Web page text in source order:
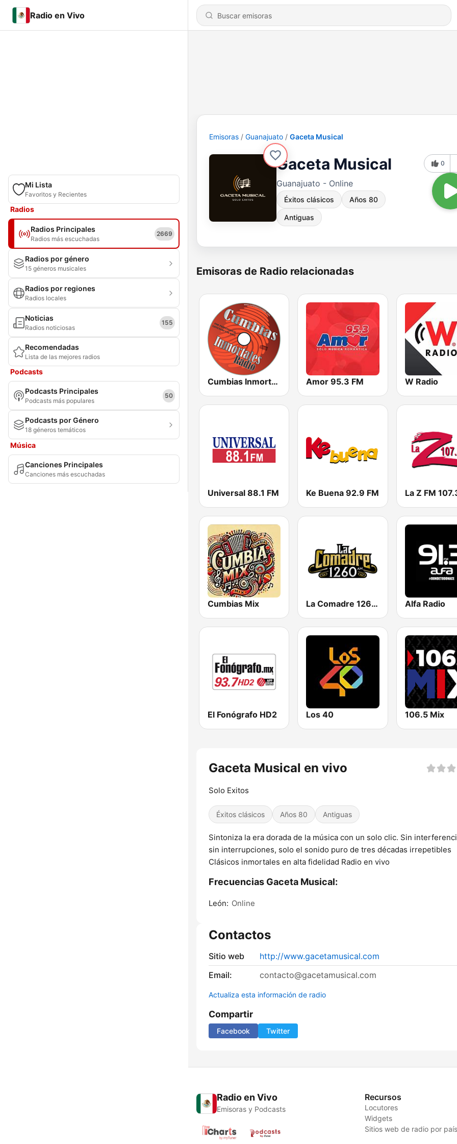
Radio en Vivo
Mi Lista
Favoritos y Recientes
Radios
Radios Principales
Radios más escuchadas
2669
Radios por género
15 géneros musicales
Radios por regiones
Radios locales
Noticias
Radios noticiosas
155
Recomendadas
Lista de las mejores radios
Podcasts
Podcasts Principales
Podcasts más populares
50
Podcasts por Género
18 géneros temáticos
Música
Canciones Principales
Canciones más escuchadas
Emisoras Guanajuato Gaceta Musical
Gaceta Musical
Guanajuato - Online
Éxitos clásicos Años 80
Antiguas
0
Emisoras de Radio relacionadas
Cumbias Inmortales Radio Amor 95.3 FM W Radio
Universal 88.1 FM Ke Buena 92.9 FM La Z FM
Cumbias Mix La Comadre 1260 AM Alfa Radio
El Fonógrafo HD2 Los 40 106.5 Mix
Gaceta Musical en vivo
Solo Exitos
Éxitos clásicos Años 80 Antiguas
Sintoniza la era dorada de la música con un solo clic. Sin
sin interrupciones, solo el sonido puro de tres décadas irrepetibles
Clásicos inmortales en alta fidelidad Radio en vivo
Frecuencias Gaceta Musical:
León: Online
Contactos
Sitio web
http://www.gacetamusical.com
Email:
contacto@gacetamusical.com
Actualiza esta información de radio
Compartir
Facebook Twitter
Radio en Vivo
Emisoras y Podcasts
Recursos
Locutores
Widgets
Sitios web de radio por